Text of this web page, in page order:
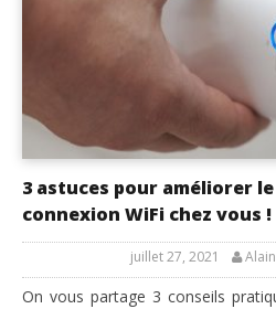
3 astuces pour améliorer
connexion WiFi chez vous !
juillet 27, 2021
On vous partage 3 conseils